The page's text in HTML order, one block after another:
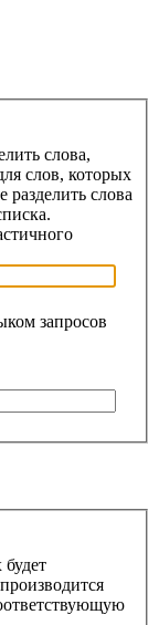
слова,
слов, которых
слова
запросов